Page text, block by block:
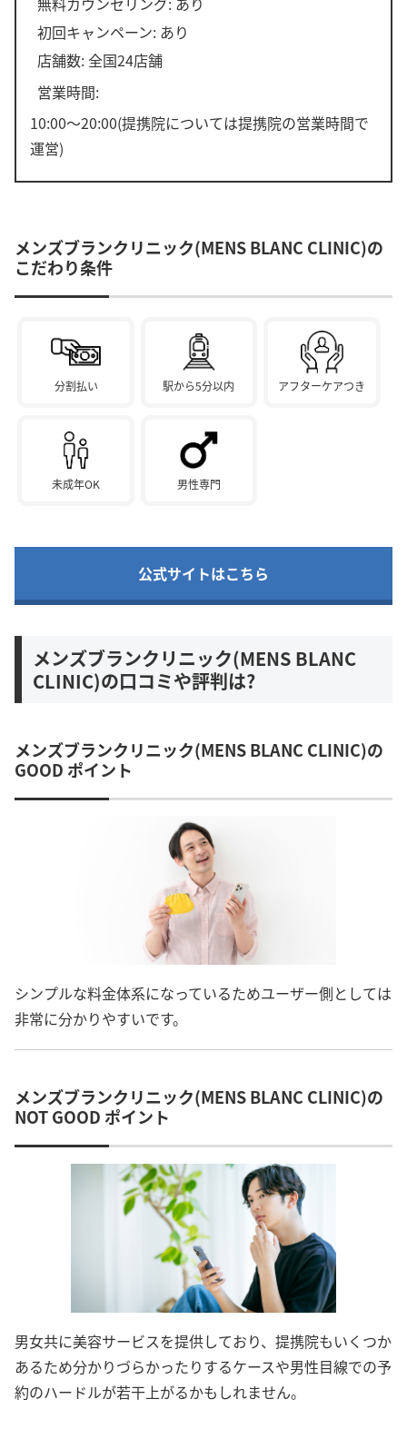
初回キャンペーン: あり
店舗数: 全国24店舗
営業時間:
10:00～20:00(提携院については提携院の営業時間で
運営)
メンズブランクリニック(MENS BLANC CLINIC)の
こだわり条件
分割払い 駅から5分以内 アフターケアつき
未成年OK 男性専門
公式サイトはこちら
メンズブランクリニック(MENS BLANC
CLINIC)の口コミや評判は?
メンズブランクリニック(MENS BLANC CLINIC)の
GOOD ポイント
シンプルな料金体系になっているためユーザー側としては
非常に分かりやすいです。
メンズブランクリニック(MENS BLANC CLINIC)の
NOT GOOD ポイント
男女共に美容サービスを提供しており、提携院もいくつか
あるため分かりづらかったりするケースや男性目線での予
約のハードルが若干上がるかもしれません。